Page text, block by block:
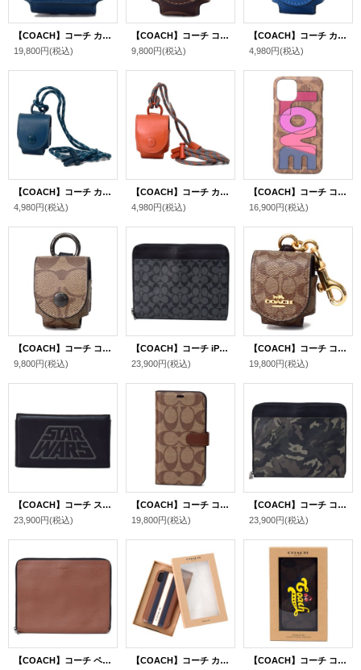
【COACH】コーチ カーフレザー イヤホン airpods pro エアーポッズプロ ケース バッグチャーム キーホルダー ジュエルブルー（日本未発売）
19,800円(税込)
【COACH】コーチ コーティングキャンバス ぺブルレザー カモフラージュ 迷彩 プリント イヤホン airpods エアーポッズ ケース バッグチャーム キーホルダー サドル×ブラック（日本未発売）
9,800円(税込)
【COACH】コーチ カーフレザー イヤホン airpods エアーポッズ ケース バッグチャーム キーホルダー ブルージェイ（日本未発売）
4,980円(税込)
【COACH】コーチ カーフレザー イヤホン airpods エアーポッズ ケース 首かけ ランヤード リーフブルー（日本未発売）
4,980円(税込)
【COACH】コーチ カーフレザー イヤホン airpods エアーポッズ ケース 首かけ ランヤード スパイスオレンジ（日本未発売）
4,980円(税込)
【COACH】コーチ コーティングキャンバス シグネチャー LOVE ラブ プリント iPhone11Pro専用 スマホケース スマホカバー タン〔日本未発売〕
16,900円(税込)
【COACH】コーチ コーティングキャンバス シグネチャー イヤホン airpods エアーポッズ ケース バッグチャーム キーホルダー タン（日本未発売）
9,800円(税込)
【COACH】コーチ iPadケース PCケース コーティングキャンバス スムースレザー シグネチャー テック タブレット iPad ノートパソコン PCケース チャコール×ブラック〔日本未発売〕
23,900円(税込)
【COACH】コーチ コーティングキャンバス シグネチャー イヤホン airpods ケース バッグチャーム キーホルダー カーキ×オックスブラッド（日本未発売）
19,800円(税込)
【COACH】コーチ スムースカーフレザー スターウォーズ コラボ ロゴ モチーフ ラージ ユニバーサル フォン ウォレット iPhone スマホ マルチ 手帳型 ケース ブラック（日本未発売）
23,900円(税込)
【COACH】コーチ コーティングキャンバス スムースレザー シグネチャー フォリオ 手帳型 iPhoneX/Xs（iPhone10/10s）専用 ケース カーキ（日本未発売）
19,800円(税込)
【COACH】コーチ コーティングキャンバス カーフレザー カモフラージュ 迷彩柄 タブレット iPad テック ケース グリーン〔日本未発売〕
23,900円(税込)
【COACH】コーチ ペブルレザー タブレット iPad テック ケース サドル〔日本未発売〕
【COACH】コーチ カーフレザー バーシティー ストライプ iPhoneX/Xs（iPhone10/10s）専用 ケース サドル×ミッドナイトネイビー×チャーク〔日本未発売〕
【COACH】コーチ コーティングキャンバス シグネチャー ロゴ プラーク チェリー さくらんぼ iPhone6s、iPhone7、iPhone8専用 ケース マホガニー×マルチカラー〔日本未発売〕